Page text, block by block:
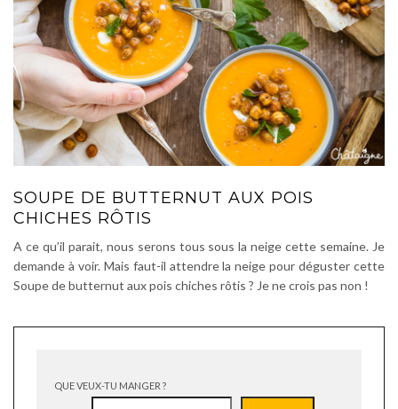
SOUPE DE BUTTERNUT AUX POIS
CHICHES RÔTIS
A ce qu’il parait, nous serons tous sous la neige cette semaine. Je
demande à voir. Mais faut-il attendre la neige pour déguster cette
Soupe de butternut aux pois chiches rôtis ? Je ne crois pas non !
QUE VEUX-TU MANGER ?